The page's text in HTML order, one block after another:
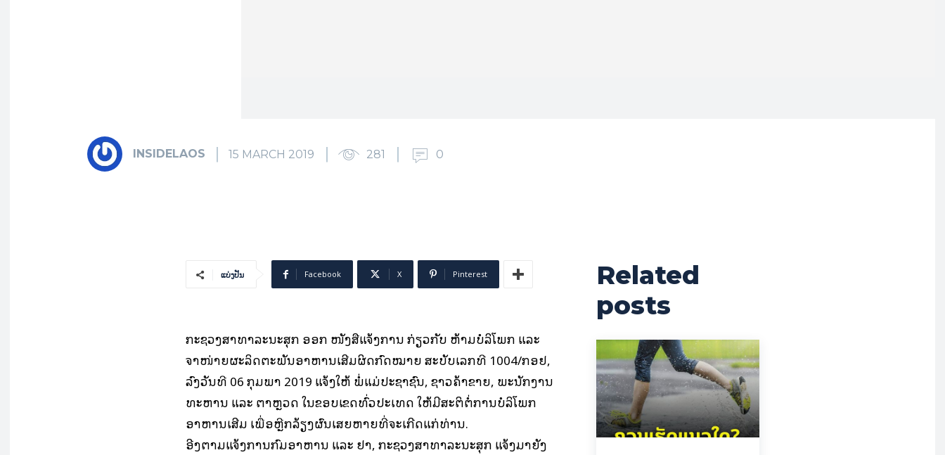
INSIDELAOS 15 MARCH 2019 281 0
ແບ່ງປັນ Facebook X Pinterest
ກະຊວງສາທາລະນະສຸກ ອອກ ໜັງສືແຈ້ງການ ກ່ຽວກັບ ຫ້າມບໍລິໂພກ ແລະ
ຈຳໜ່າຍຜະລິດຕະພັນອາຫານເສີມຜິດກົດໝາຍ ສະບັບເລກທີ 1004/ກອຢ,
ລົງວັນທີ 06 ກຸມພາ 2019 ແຈ້ງໃຫ້ ພໍ່ແມ່ປະຊາຊົນ, ຊາວຄ້າຂາຍ, ພະນັກງານ
ທະຫານ ແລະ ຕຳຫຼວດ ໃນຂອບເຂດທົ່ວປະເທດ ໃຫ້ມີສະຕິຕໍ່ການບໍລິໂພກ
ອາຫານເສີມ ເພື່ອຫຼີກລ້ຽງຜົນເສຍຫາຍທີ່ຈະເກີດແກ່ທ່ານ.
ອີງຕາມແຈ້ງການກົມອາຫານ ແລະ ຢາ, ກະຊວງສາທາລະນະສຸກ ແຈ້ງມາຍັງ
Related
posts